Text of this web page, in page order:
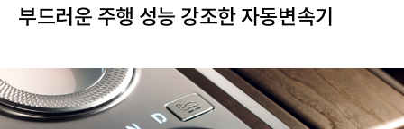
부드러운 주행 성능 강조한 자동변속기